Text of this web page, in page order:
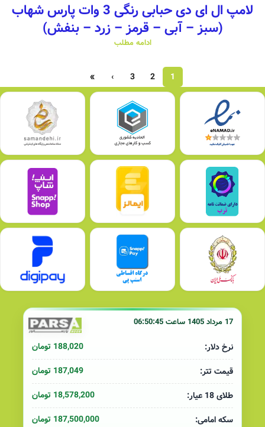
لامپ ال ای دی حبابی رنگی 3 وات پارس شهاب
(سبز – آبی – قرمز – زرد – بنفش)
ادامه مطلب
1
2
3
›
»
17 مرداد 1405 ساعت 06:50:45
نرخ دلار:
188,020 تومان
قیمت تتر:
187,049 تومان
طلای 18 عیار:
18,578,200 تومان
سکه امامی:
187,500,000 تومان